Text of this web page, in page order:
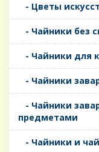
- Цветы
- Чайники без
- Чайники для
- Чайники
- Чайники
предметами
- Чайники и